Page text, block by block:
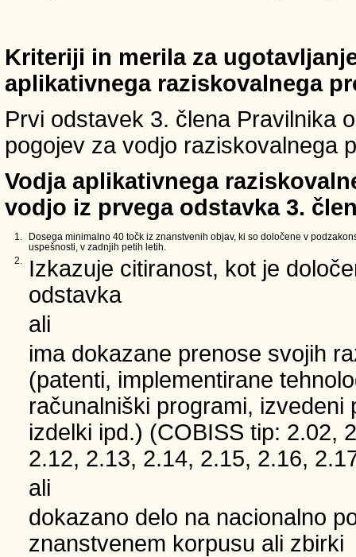
Kriteriji in merila za
aplikativnega raziskovalnega
Prvi odstavek 3. člena Pravilnika
pogojev za vodjo raziskovalnega
Vodja aplikativnega
vodjo iz prvega odstavka 3.
1.
Dosega minimalno 40 točk iz znanstvenih objav, ki so določene v
uspešnosti, v zadnjih petih letih.
2.
Izkazuje citiranost, kot je
odstavka
ali
ima dokazane prenose svojih
(patenti, implementirane
računalniški programi, izvedeni
izdelki ipd.) (COBISS tip: 2.02,
2.12, 2.13, 2.14, 2.15, 2.16,
ali
dokazano delo na nacionalno
znanstvenem korpusu ali zbirki